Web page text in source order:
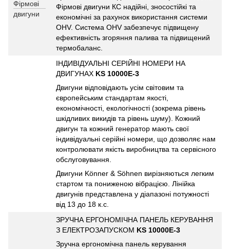
Фірмові двигуни КС надійні, зносостійкі та
економічні за рахунок використання системи
OHV. Система OHV забезпечує підвищену
ефективність згоряння палива та підвищений
термобаланс.
ІНДИВІДУАЛЬНІ СЕРІЙНІ НОМЕРИ НА
ДВИГУНАХ KS 10000E-3
Двигуни відповідають усім світовим та
європейським стандартам якості,
економічності, екологічності (зокрема рівень
шкідливих викидів та рівень шуму). Кожний
двигун та кожний генератор мають свої
індивідуальні серійні номери, що дозволяє нам
контролювати якість виробництва та сервісного
обслуговування.
Двигуни Könner & Söhnen вирізняються легким
стартом та пониженою вібрацією. Лінійка
двигунів представлена у діапазоні потужності
від 13 до 18 к.с.
ЗРУЧНА ЕРГОНОМІЧНА ПАНЕЛЬ КЕРУВАННЯ
З ЕЛЕКТРОЗАПУСКОМ KS 10000E-3
Зручна ергономічна панель керування